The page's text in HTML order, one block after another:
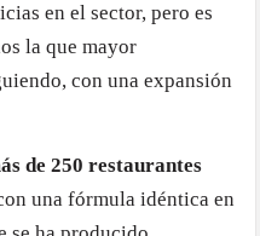
en el sector, pero es
la que mayor
con una expansión
de 250 restaurantes
una fórmula idéntica en